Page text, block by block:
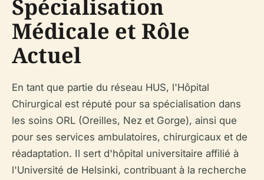
Spécialisation
Médicale et Rôle
Actuel
En tant que partie du réseau HUS, l'Hôpital
Chirurgical est réputé pour sa spécialisation dans
les soins ORL (Oreilles, Nez et Gorge), ainsi que
pour ses services ambulatoires, chirurgicaux et de
réadaptation. Il sert d'hôpital universitaire affilié à
l'Université de Helsinki, contribuant à la recherche